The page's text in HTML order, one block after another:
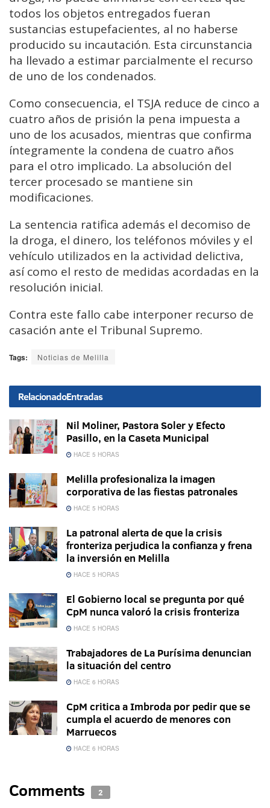
todos los objetos entregados fueran
sustancias estupefacientes, al no haberse
producido su incautación. Esta circunstancia
ha llevado a estimar parcialmente el recurso
de uno de los condenados.
Como consecuencia, el TSJA reduce de cinco a
cuatro años de prisión la pena impuesta a
uno de los acusados, mientras que confirma
íntegramente la condena de cuatro años
para el otro implicado. La absolución del
tercer procesado se mantiene sin
modificaciones.
La sentencia ratifica además el decomiso de
la droga, el dinero, los teléfonos móviles y el
vehículo utilizados en la actividad delictiva,
así como el resto de medidas acordadas en la
resolución inicial.
Contra este fallo cabe interponer recurso de
casación ante el Tribunal Supremo.
Tags: Noticias de Melilla
RelacionadoEntradas
Nil Moliner, Pastora Soler y Efecto
Pasillo, en la Caseta Municipal
HACE 5 HORAS
Melilla profesionaliza la imagen
corporativa de las fiestas patronales
HACE 5 HORAS
La patronal alerta de que la crisis
fronteriza perjudica la confianza y frena
la inversión en Melilla
HACE 5 HORAS
El Gobierno local se pregunta por qué
CpM nunca valoró la crisis fronteriza
HACE 5 HORAS
Trabajadores de La Purísima denuncian
la situación del centro
HACE 6 HORAS
CpM critica a Imbroda por pedir que se
cumpla el acuerdo de menores con
Marruecos
HACE 6 HORAS
Comments 2